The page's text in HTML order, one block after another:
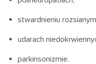
stwardnieniu
udarach
parkinsonizmie.